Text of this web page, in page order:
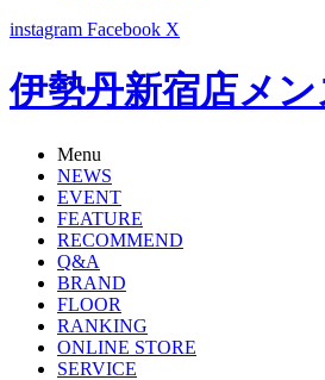
instagram Facebook X
伊勢丹新宿店メ
Menu
NEWS
EVENT
FEATURE
RECOMMEND
Q&A
BRAND
FLOOR
RANKING
ONLINE STORE
SERVICE